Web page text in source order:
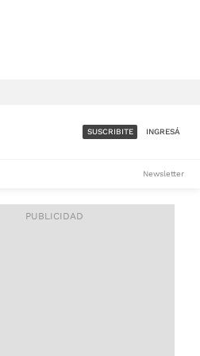
ACCESO FULL - $1.800/MES
SUSCRIBITE INGRESÁ
Newsletter